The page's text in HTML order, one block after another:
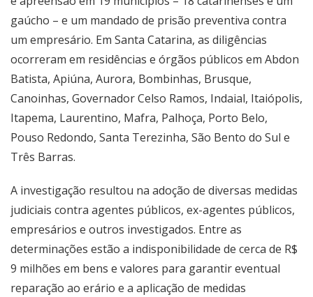
gaúcho – e um mandado de prisão preventiva contra
um empresário. Em Santa Catarina, as diligências
ocorreram em residências e órgãos públicos em Abdon
Batista, Apiúna, Aurora, Bombinhas, Brusque,
Canoinhas, Governador Celso Ramos, Indaial, Itaiópolis,
Itapema, Laurentino, Mafra, Palhoça, Porto Belo,
Pouso Redondo, Santa Terezinha, São Bento do Sul e
Três Barras.
A investigação resultou na adoção de diversas medidas
judiciais contra agentes públicos, ex-agentes públicos,
empresários e outros investigados. Entre as
determinações estão a indisponibilidade de cerca de R$
9 milhões em bens e valores para garantir eventual
reparação ao erário e a aplicação de medidas